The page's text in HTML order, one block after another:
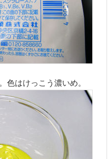
色はけっこう濃いめ。